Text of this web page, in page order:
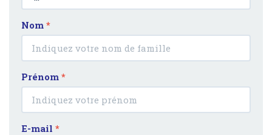
Nom *
Prénom *
E-mail *